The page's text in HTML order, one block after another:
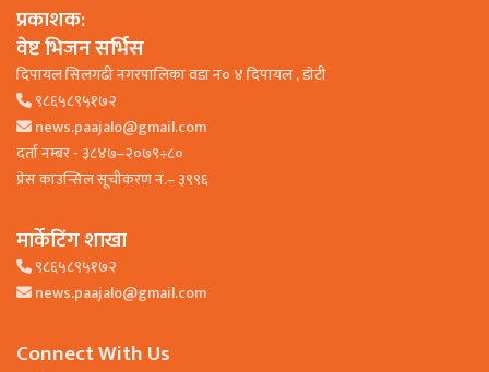
प्रकाशक:
वेष्ट भिजन सर्भिस
दिपायल सिलगढी नगरपालिका वडा न० ४ दिपायल , डाेटी
९८६५८९५१७२
news.paajalo@gmail.com
दर्ता नम्बर - ३८४७–२०७९÷८०
प्रेस काउन्सिल सूचीकरण नं.– ३९९६
मार्केटिंग शाखा
९८६५८९५१७२
news.paajalo@gmail.com
Connect With Us